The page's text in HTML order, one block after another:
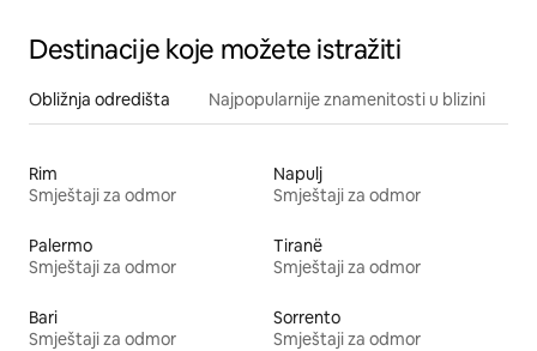
Destinacije koje možete istražiti
Obližnja odredišta Najpopularnije znamenitosti u blizini
Rim
Smještaji za odmor
Napulj
Smještaji za odmor
Palermo
Smještaji za odmor
Tiranë
Smještaji za odmor
Bari
Smještaji za odmor
Sorrento
Smještaji za odmor